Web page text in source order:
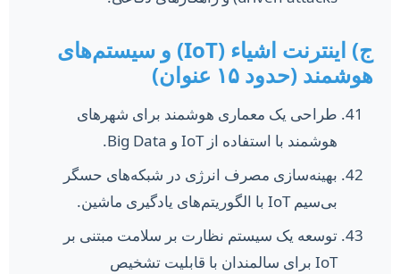
ج) اینترنت اشیاء (IoT) و سیستم‌های
هوشمند (حدود ۱۵ عنوان)
طراحی یک معماری هوشمند برای شهرهای
هوشمند با استفاده از IoT و Big Data.
بهینه‌سازی مصرف انرژی در شبکه‌های حسگر
بی‌سیم IoT با الگوریتم‌های یادگیری ماشین.
توسعه یک سیستم نظارت بر سلامت مبتنی بر
IoT برای سالمندان با قابلیت تشخیص